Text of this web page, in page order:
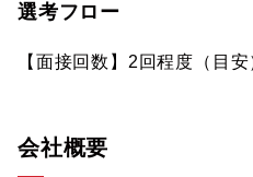
選考フロー
【面接回数】2回程度（目安
会社概要